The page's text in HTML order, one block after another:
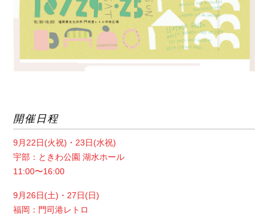
開催日程
9月22日(火祝)・23日(水祝)
宇部：ときわ公園 湖水ホール
11:00〜16:00
9月26日(土)・27日(日)
福岡：門司港レトロ